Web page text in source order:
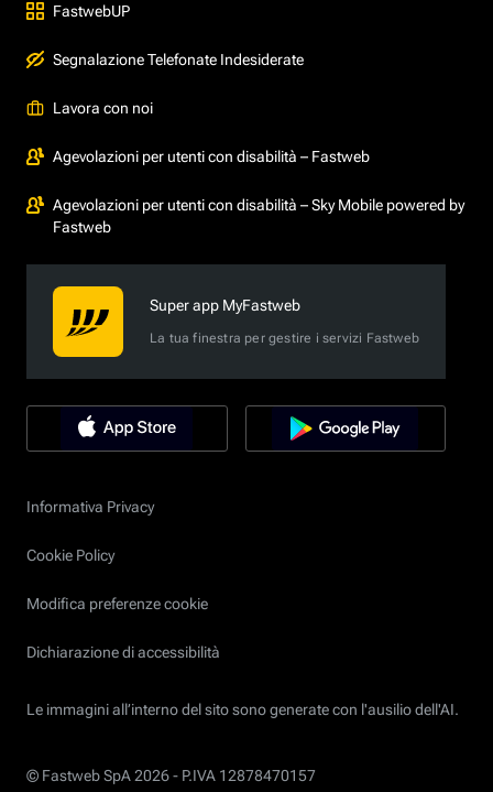
FastwebUP
Segnalazione Telefonate Indesiderate
Lavora con noi
Agevolazioni per utenti con disabilità – Fastweb
Agevolazioni per utenti con disabilità – Sky Mobile powered by
Fastweb
Super app MyFastweb
La tua finestra per gestire i servizi Fastweb
Informativa Privacy
Cookie Policy
Modifica preferenze cookie
Dichiarazione di accessibilità
Le immagini all’interno del sito sono generate con l'ausilio dell'AI.
© Fastweb SpA 2026 - P.IVA 12878470157